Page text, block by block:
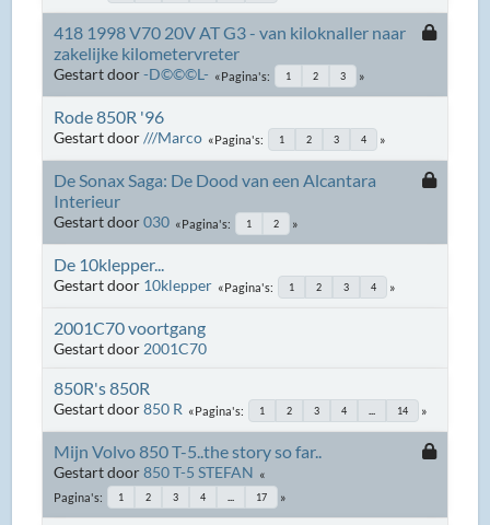
418 1998 V70 20V AT G3 - van kiloknaller naar
zakelijke kilometervreter
Gestart door-D©©©L- Pagina's 1 2 3
Rode 850R '96
Gestart door///Marco Pagina's 1 2 3 4
De Sonax Saga: De Dood van een Alcantara
Interieur
Gestart door030 Pagina's 1 2
De 10klepper...
Gestart door 10klepper Pagina's 1 2 3 4
2001C70 voortgang
Gestart door 2001C70
850R's 850R
Gestart door850 R Pagina's 1 2 3 4 14
Mijn Volvo 850 T-5..the story so far..
Gestart door850 T-5 STEFAN
Pagina's 1 2 3 4 17